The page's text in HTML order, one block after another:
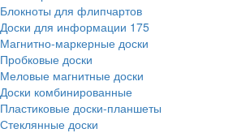
Блокноты для флипчартов
Доски для информации 175
Магнитно-маркерные доски
Пробковые доски
Меловые магнитные доски
Доски комбинированные
Пластиковые доски-планшеты
Стеклянные доски